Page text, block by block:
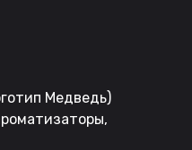
Медведь)